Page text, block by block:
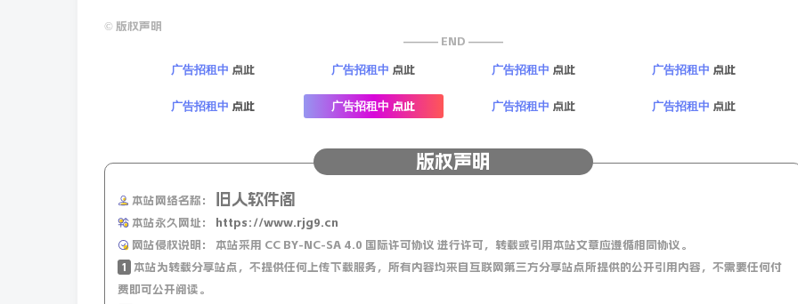
8、位于巴西南里奥格兰德州的一个名叫坎迪多·戈多伊的小镇上，双胞胎的出生率是世界平均水平的18倍，整
小镇的别称。
鱼类为生。它们在幼年时期，不论是外形还是姿态都和长印鱼非常相似，经常会伴随在一些大型鱼类的左右与
10、旧时妇女的发髻上喜欢插一支银簪，簪子的最初作用是防身武器。
11、为什么减不下来？可能细胞记得你「胖过」！
© 版权声明
——— END ———
广告招租中 点此 广告招租中 点此 广告招租中 点此 广告招租中 点此
广告招租中 点此 广告招租中 点此 广告招租中 点此 广告招租中 点此
版权声明
本站网络名称： 旧人软件阁
本站永久网址：
https://www.rjg9.cn
网站侵权说明：
本站采用 CC BY-NC-SA 4.0 国际许可协议 进行许可，转载或引用本站文章应遵循相同协议。
1
本站为转载分享站点，不提供任何上传下载服务，所有内容均来自互联网第三方分享站点所提供的公开引用内容，不需要任何付
费即可公开阅读。